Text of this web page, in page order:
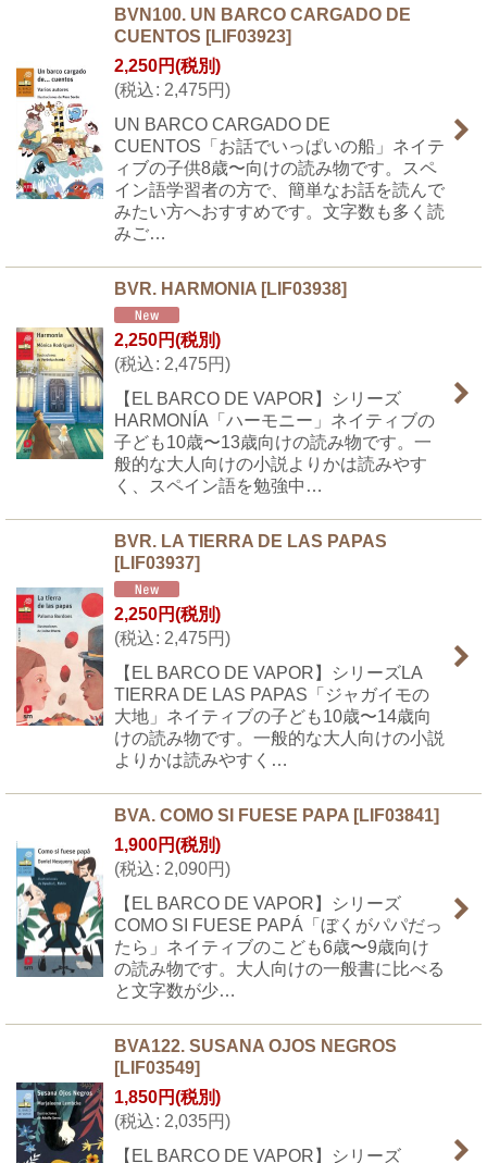
BVN100. UN BARCO CARGADO DE
CUENTOS [LIF03923]
2,250円(税別)
(税込: 2,475円)
UN BARCO CARGADO DE
CUENTOS「お話でいっぱいの船」ネイテ
ィブの子供8歳〜向けの読み物です。スペ
イン語学習者の方で、簡単なお話を読んで
みたい方へおすすめです。文字数も多く読
みご…
BVR. HARMONIA [LIF03938]
2,250円(税別)
(税込: 2,475円)
【EL BARCO DE VAPOR】シリーズ
HARMONÍA「ハーモニー」ネイティブの
子ども10歳〜13歳向けの読み物です。一
般的な大人向けの小説よりかは読みやす
く、スペイン語を勉強中…
BVR. LA TIERRA DE LAS PAPAS
[LIF03937]
2,250円(税別)
(税込: 2,475円)
【EL BARCO DE VAPOR】シリーズLA
TIERRA DE LAS PAPAS「ジャガイモの
大地」ネイティブの子ども10歳〜14歳向
けの読み物です。一般的な大人向けの小説
よりかは読みやすく…
BVA. COMO SI FUESE PAPA [LIF03841]
1,900円(税別)
(税込: 2,090円)
【EL BARCO DE VAPOR】シリーズ
COMO SI FUESE PAPÁ「ぼくがパパだっ
たら」ネイティブのこども6歳〜9歳向け
の読み物です。大人向けの一般書に比べる
と文字数が少…
BVA122. SUSANA OJOS NEGROS
[LIF03549]
1,850円(税別)
(税込: 2,035円)
【EL BARCO DE VAPOR】シリーズ